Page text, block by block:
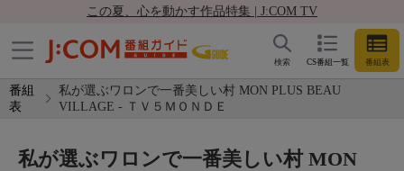
この夏、心を動かす作品特集 | J:COM TV
CS番組一覧 番組表
検索
番組
表
私が選ぶワロンで一番美しい村 MON PLUS BEAU
VILLAGE - ＴＶ５ＭＯＮＤＥ
私が選ぶワロンで一番美しい村 MON